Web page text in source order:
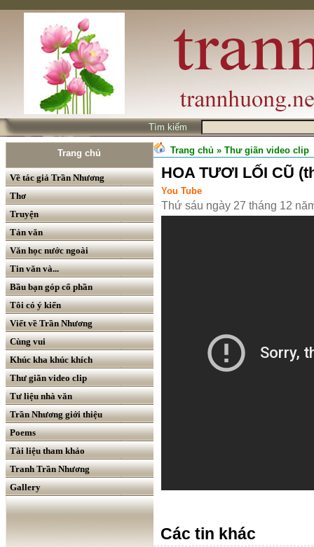
Tìm kiếm
Trang chủ
Về tác giả Trần Nhương
Thơ
Truyện
Tản văn
Văn học nước ngoài
Tin văn và...
Bầu bạn góp cổ phần
Tôi có ý kiến
Viết về Trần Nhương
Cùng vui
Khúc kha khúc khích
Thư giãn video clip
Tư liệu nhà văn
Trần Nhương giới thiệu
Poems
Tài liệu tham khảo
Tranh Trần Nhương
Gallery
Trang chủ » Thư giãn video clip
HOA TƯƠI LỐI CŨ
You Tube
Thứ sáu ngày 27 tháng 12
Các tin khác